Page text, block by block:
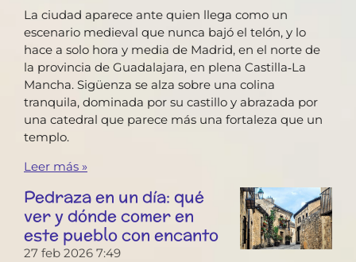
La ciudad aparece ante quien llega como un
escenario medieval que nunca bajó el telón, y lo
hace a solo hora y media de Madrid, en el norte de
la provincia de Guadalajara, en plena Castilla‑La
Mancha. Sigüenza se alza sobre una colina
tranquila, dominada por su castillo y abrazada por
una catedral que parece más una fortaleza que un
templo.
Leer más »
Pedraza en un día: qué
ver y dónde comer en
este pueblo con encanto
27 feb 2026 7:49